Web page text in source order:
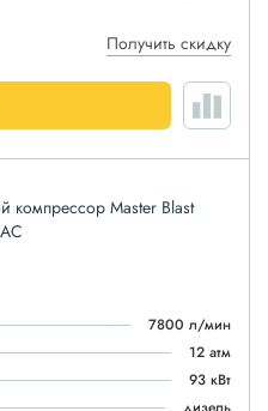
Получить скидку
компрессор Master Blast
7800 л/мин
12 атм
93 кВт